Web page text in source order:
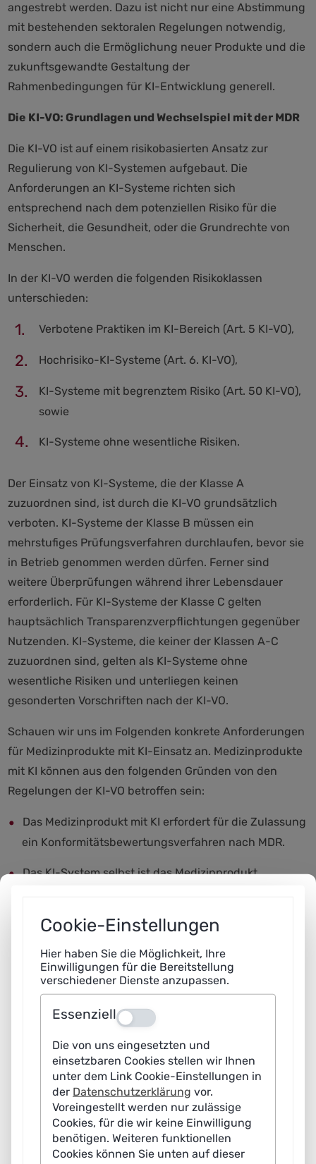
angestrebt werden. Dazu ist nicht nur eine Abstimmung
mit bestehenden sektoralen Regelungen notwendig,
sondern auch die Ermöglichung neuer Produkte und die
zukunftsgewandte Gestaltung der
Rahmenbedingungen für KI-Entwicklung generell.
Die KI-VO: Grundlagen und Wechselspiel mit der MDR
Die KI-VO ist auf einem risikobasierten Ansatz zur
Regulierung von KI-Systemen aufgebaut. Die
Anforderungen an KI-Systeme richten sich
entsprechend nach dem potenziellen Risiko für die
Sicherheit, die Gesundheit, oder die Grundrechte von
Menschen.
In der KI-VO werden die folgenden Risikoklassen
unterschieden:
Verbotene Praktiken im KI-Bereich (Art. 5 KI-VO),
Hochrisiko-KI-Systeme (Art. 6. KI-VO),
KI-Systeme mit begrenztem Risiko (Art. 50 KI-VO),
sowie
KI-Systeme ohne wesentliche Risiken.
Der Einsatz von KI-Systeme, die der Klasse A
zuzuordnen sind, ist durch die KI-VO grundsätzlich
verboten. KI-Systeme der Klasse B müssen ein
mehrstufiges Prüfungsverfahren durchlaufen, bevor sie
in Betrieb genommen werden dürfen. Ferner sind
weitere Überprüfungen während ihrer Lebensdauer
erforderlich. Für KI-Systeme der Klasse C gelten
hauptsächlich Transparenzverpflichtungen gegenüber
Nutzenden. KI-Systeme, die keiner der Klassen A-C
zuzuordnen sind, gelten als KI-Systeme ohne
wesentliche Risiken und unterliegen keinen
gesonderten Vorschriften nach der KI-VO.
Schauen wir uns im Folgenden konkrete Anforderungen
für Medizinprodukte mit KI-Einsatz an. Medizinprodukte
mit KI können aus den folgenden Gründen von den
Regelungen der KI-VO betroffen sein:
Das Medizinprodukt mit KI erfordert für die Zulassung
ein Konformitätsbewertungsverfahren nach MDR.
Das KI-System selbst ist das Medizinprodukt.
einem Medizinprodukt.
Bei der Entwicklung und Zertifizierung eines
Medizinprodukts mit KI können sich Anforderungen aus
VO bringt aber auch neue Anforderungen mit sich, die
über die der MDR hinaus gehen. Beispielsweise
erfordern beide Verordnungen ein
Risikomanagementsystem und eine CE-Kennzeichnung
für das jeweilige Produkt; durch die KI-VO wird aber
auch zusätzlich unter anderem die Einführung einer
Daten-Governance und die Möglichkeit für automatisch
Cookie-Einstellungen
Hier haben Sie die Möglichkeit, Ihre
Einwilligungen für die Bereitstellung
verschiedener Dienste anzupassen.
Essenziell Aus
Die von uns eingesetzten und
einsetzbaren Cookies stellen wir Ihnen
unter dem Link Cookie-Einstellungen in
der Datenschutzerklärung vor.
Voreingestellt werden nur zulässige
Cookies, für die wir keine Einwilligung
benötigen. Weiteren funktionellen
Cookies können Sie unten auf dieser